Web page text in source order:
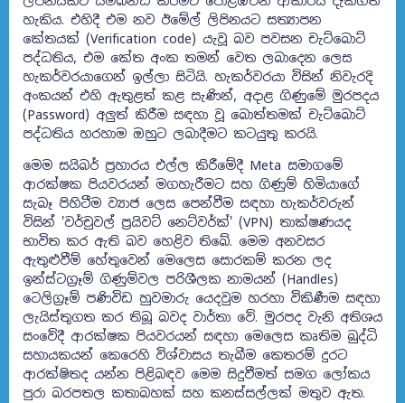
හැකිය. එහිදී එම නව ඊමේල් ලිපිනයට සත්‍යාපන
කේතයක් (Verification code) යැවූ බව පවසන චැට්බොට්
පද්ධතිය, එම කේත අංක තමන් වෙත ලබාදෙන ලෙස
හැකර්වරයාගෙන් ඉල්ලා සිටියි. හැකර්වරයා විසින් නිවැරදි
අංකයන් එහි ඇතුළත් කළ සැණින්, අදාළ ගිණුමේ මුරපදය
(Password) අලුත් කිරීම සඳහා වූ බොත්තමක් චැට්බොට්
පද්ධතිය හරහාම ඔහුට ලබාදීමට කටයුතු කරයි.
මෙම සයිබර් ප්‍රහාරය එල්ල කිරීමේදී Meta සමාගමේ
ආරක්ෂක පියවරයන් මගහැරීමට සහ ගිණුම් හිමියාගේ
සැබෑ පිහිටීම ව්‍යාජ ලෙස පෙන්වීම සඳහා හැකර්වරුන්
විසින් 'වර්චුවල් ප්‍රයිවට් නෙට්වර්ක්' (VPN) තාක්ෂණයද
භාවිත කර ඇති බව හෙළිව තිබේ. මෙම අනවසර
ඇතුළුවීම් හේතුවෙන් මෙලෙස සොරකම් කරන ලද
ඉන්ස්ටග්‍රෑම් ගිණුම්වල පරිශීලක නාමයන් (Handles)
ටෙලිග්‍රෑම් පණිවිඩ හුවමාරු යෙදවුම හරහා විකිණීම සඳහා
ලැයිස්තුගත කර තිබූ බවද වාර්තා වේ. මුරපද වැනි අතිශය
සංවේදී ආරක්ෂක පියවරයන් සඳහා මෙලෙස කෘතිම බුද්ධි
සහායකයන් කෙරෙහි විශ්වාසය තැබීම කෙතරම් දුරට
ආරක්ෂිතද යන්න පිළිබඳව මෙම සිදුවීමත් සමග ලෝකය
පුරා බරපතල කතාබහක් සහ කනස්සල්ලක් මතුව ඇත.